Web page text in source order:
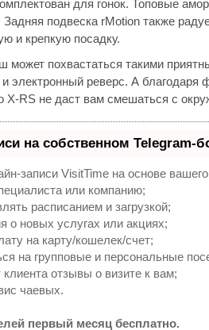
для гонок. Топовые
Задняя подвеска rMotion также
и крепкую посадку.
может похвастаться такими
и электронный реверс. А благодаря
X-RS не даст вам смешаться с
на собственном Telegram-
записи VisitTime на основе
или компанию;
расписанием и загрузкой;
новых услугах или акциях;
на карту/кошелек/счет;
на групповые и персональные
отзывы о визите к вам;
чаевых.
первый месяц бесплатно.